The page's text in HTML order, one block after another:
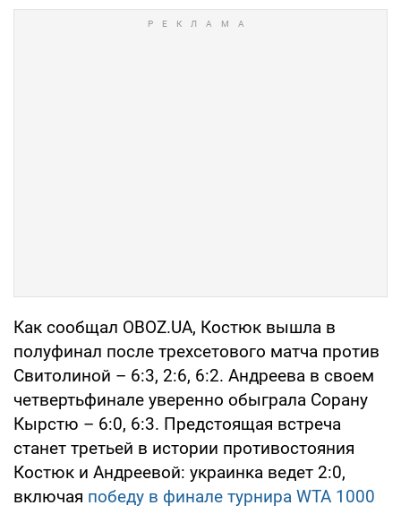
Как сообщал OBOZ.UA, Костюк вышла в
полуфинал после трехсетового матча против
Свитолиной – 6:3, 2:6, 6:2. Андреева в своем
четвертьфинале уверенно обыграла Сорану
Кырстю – 6:0, 6:3. Предстоящая встреча
станет третьей в истории противостояния
Костюк и Андреевой: украинка ведет 2:0,
включая победу в финале турнира WTA 1000